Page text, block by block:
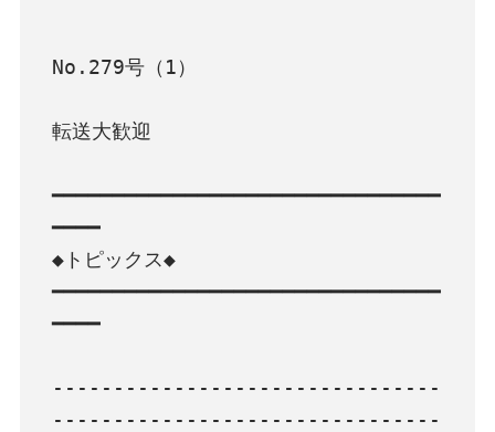
No.279号（1）
転送大歓迎
━━━━━━━━━━━━━━━━━━━━━━━━━━━━━━━━
━━━━
◆トピックス◆
━━━━━━━━━━━━━━━━━━━━━━━━━━━━━━━━
━━━━
--------------------------------
--------------------------------